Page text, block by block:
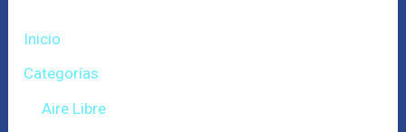
Inicio
Categorías
Aire Libre